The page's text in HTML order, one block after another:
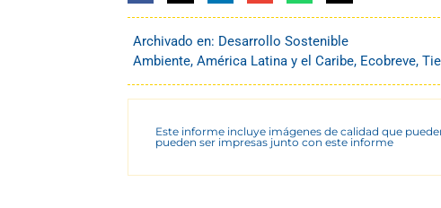
Archivado en: Desarrollo Sostenible
Ambiente, América Latina y el Caribe, Ecobreve,
Este informe incluye imágenes de calidad que
pueden ser impresas junto con este informe